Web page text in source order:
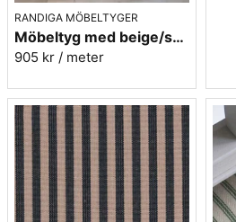
RANDIGA MÖBELTYGER
Möbeltyg med beige/svarta ränder - Stor rand nr.591
905 kr / meter